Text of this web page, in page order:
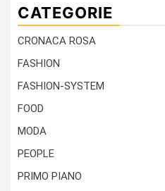
CATEGORIE
CRONACA ROSA
FASHION
FASHION-SYSTEM
FOOD
MODA
PEOPLE
PRIMO PIANO